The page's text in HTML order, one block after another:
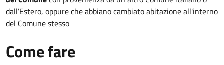
dall’Estero, oppure che abbiano cambiato abitazione all'interno
del Comune stesso
Come fare